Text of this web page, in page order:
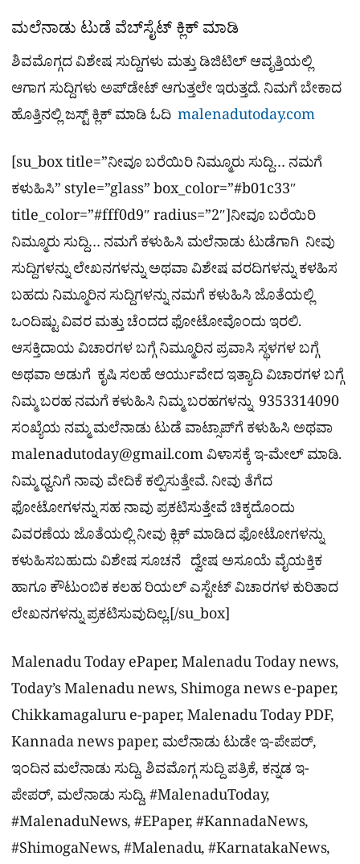
ಮಲೆನಾಡು ಟುಡೆ ವೆಬ್​ಸೈಟ್​ ಕ್ಲಿಕ್ ಮಾಡಿ
ಶಿವಮೊಗ್ಗದ ವಿಶೇಷ ಸುದ್ದಿಗಳು ಮತ್ತು ಡಿಜಿಟಿಲ್​ ಆವೃತ್ತಿಯಲ್ಲಿ
ಆಗಾಗ ಸುದ್ದಿಗಳು ಅಪ್​ಡೇಟ್ ಆಗುತ್ತಲೇ ಇರುತ್ತದೆ. ನಿಮಗೆ ಬೇಕಾದ
ಹೊತ್ತಿನಲ್ಲಿ ಜಸ್ಟ್ ಕ್ಲಿಕ್ ಮಾಡಿ ಓದಿ malenadutoday.com
[su_box title=”ನೀವೂ ಬರೆಯಿರಿ ನಿಮ್ಮೂರು ಸುದ್ದಿ… ನಮಗೆ
ಕಳುಹಿಸಿ” style=”glass” box_color=”#b01c33″
title_color=”#fff0d9″ radius=”2″]ನೀವೂ ಬರೆಯಿರಿ
ನಿಮ್ಮೂರು ಸುದ್ದಿ… ನಮಗೆ ಕಳುಹಿಸಿ ಮಲೆನಾಡು ಟುಡೆಗಾಗಿ ನೀವು
ಸುದ್ದಿಗಳನ್ನು ಲೇಖನಗಳನ್ನು ಅಥವಾ ವಿಶೇಷ ವರದಿಗಳನ್ನು ಕಳಹಿಸ
ಬಹದು ನಿಮ್ಮೂರಿನ ಸುದ್ದಿಗಳನ್ನು ನಮಗೆ ಕಳುಹಿಸಿ ಜೊತೆಯಲ್ಲಿ
ಒಂದಿಷ್ಟು ವಿವರ ಮತ್ತು ಚೆಂದದ ಫೋಟೋವೊಂದು ಇರಲಿ.
ಆಸಕ್ತಿದಾಯ ವಿಚಾರಗಳ ಬಗ್ಗೆ ನಿಮ್ಮೂರಿನ ಪ್ರವಾಸಿ ಸ್ಥಳಗಳ ಬಗ್ಗೆ
ಅಥವಾ ಅಡುಗೆ ಕೃಷಿ ಸಲಹೆ ಆರ್ಯುವೇದ ಇತ್ಯಾದಿ ವಿಚಾರಗಳ ಬಗ್ಗೆ
ನಿಮ್ಮ ಬರಹ ನಮಗೆ ಕಳುಹಿಸಿ ನಿಮ್ಮ ಬರಹಗಳನ್ನು 9353314090
ಸಂಖ್ಯೆಯ ನಮ್ಮ ಮಲೆನಾಡು ಟುಡೆ ವಾಟ್ಸಾಪ್‌ಗೆ ಕಳುಹಿಸಿ ಅಥವಾ
malenadutoday@gmail.comವಿಳಾಸಕ್ಕೆ ಇ-ಮೇಲ್ ಮಾಡಿ.
ನಿಮ್ಮ ಧ್ವನಿಗೆ ನಾವು ವೇದಿಕೆ ಕಲ್ಪಿಸುತ್ತೇವೆ. ನೀವು ತೆಗೆದ
ಫೋಟೋಗಳನ್ನು ಸಹ ನಾವು ಪ್ರಕಟಿಸುತ್ತೇವೆ ಚಿಕ್ಕದೊಂದು
ವಿವರಣೆಯ ಜೊತೆಯಲ್ಲಿ ನೀವು ಕ್ಲಿಕ್ ಮಾಡಿದ ಫೋಟೋಗಳನ್ನು
ಕಳುಹಿಸಬಹುದು ವಿಶೇಷ ಸೂಚನೆ ದ್ವೇಷ ಅಸೂಯೆ ವೈಯಕ್ತಿಕ
ಹಾಗೂ ಕೌಟುಂಬಿಕ ಕಲಹ ರಿಯಲ್​ ಎಸ್ಟೇಟ್​ ವಿಚಾರಗಳ ಕುರಿತಾದ
ಲೇಖನಗಳನ್ನು ಪ್ರಕಟಿಸುವುದಿಲ್ಲ.[/su_box]
Malenadu Today ePaper, Malenadu Today news,
Today’s Malenadu news, Shimoga news e-paper,
Chikkamagaluru e-paper, Malenadu Today PDF,
Kannada news paper, ಮಲೆನಾಡು ಟುಡೇ ಇ-ಪೇಪರ್,
ಇಂದಿನ ಮಲೆನಾಡು ಸುದ್ದಿ, ಶಿವಮೊಗ್ಗ ಸುದ್ದಿ ಪತ್ರಿಕೆ, ಕನ್ನಡ ಇ-
ಪೇಪರ್, ಮಲೆನಾಡು ಸುದ್ದಿ, #MalenaduToday,
#MalenaduNews, #EPaper, #KannadaNews,
#ShimogaNews, #Malenadu, #KarnatakaNews,